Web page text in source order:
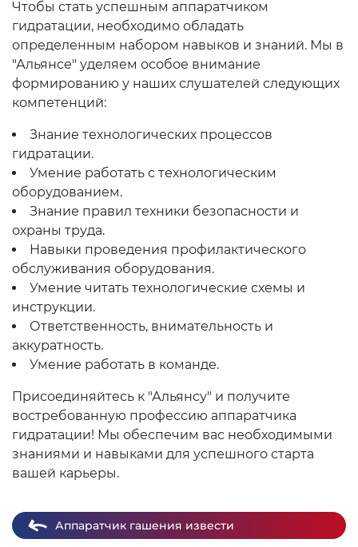
Чтобы стать успешным аппаратчиком
гидратации, необходимо обладать
определенным набором навыков и знаний. Мы в
"Альянсе" уделяем особое внимание
формированию у наших слушателей следующих
компетенций:
Знание технологических процессов
гидратации.
Умение работать с технологическим
оборудованием.
Знание правил техники безопасности и
охраны труда.
Навыки проведения профилактического
обслуживания оборудования.
Умение читать технологические схемы и
инструкции.
Ответственность, внимательность и
аккуратность.
Умение работать в команде.
Присоединяйтесь к "Альянсу" и получите
востребованную профессию аппаратчика
гидратации! Мы обеспечим вас необходимыми
знаниями и навыками для успешного старта
вашей карьеры.
Аппаратчик гашения извести